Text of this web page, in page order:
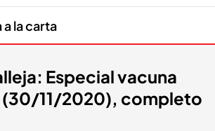
a la carta
Especial vacuna
(30/11/2020), completo